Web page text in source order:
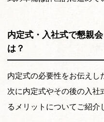
内定式・入社式で懇親
は？
内定式の必要性をお伝えし
次に内定式やその後の入
るメリットについてご紹介